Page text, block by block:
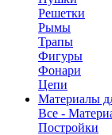
Решетки
Рымы
Трапы
Фигуры
Фонари
Цепи
Материалы
Все -
Постройки